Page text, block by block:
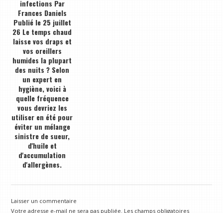
infections Par
Frances Daniels
Publié le 25 juillet
26 Le temps chaud
laisse vos draps et
vos oreillers
humides la plupart
des nuits ? Selon
un expert en
hygiène, voici à
quelle fréquence
vous devriez les
utiliser en été pour
éviter un mélange
sinistre de sueur,
d'huile et
d'accumulation
d'allergènes.
Laisser un commentaire
Votre adresse e-mail ne sera pas publiée. Les champs obligatoires